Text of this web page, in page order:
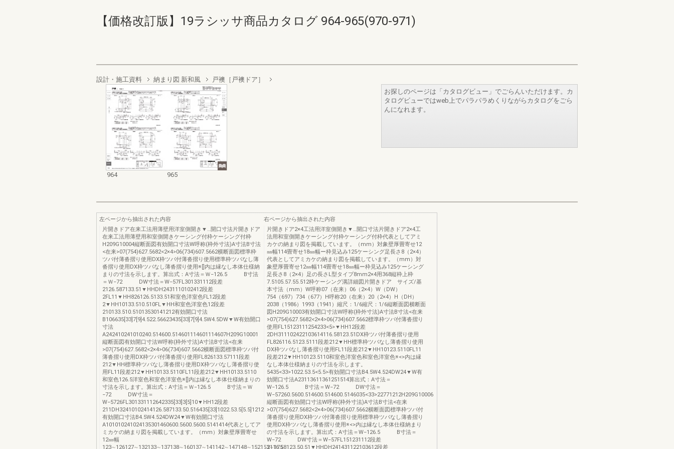
【価格改訂版】19ラシッサ商品カタログ 964-965(970-971)
設計・施工資料 納まり図 新和風 戸襖［戸襖ドア］
964 965
お探しのページは「カタログビュー」でごらんいただけます。カ
タログビューではweb上でパラパラめくりながらカタログをごら
んになれます。
左ページから抽出された内容
片開きドア在来工法用薄壁用洋室側開き▼…開口寸法片開きドア
在来工法用薄壁用和室側開きケーシング付枠ケーシング付枠
H209G10004縦断面図有効開口寸法W呼称(枠外寸法)A寸法B寸法
<在来>07(754)627.5682<2×4>06(734)607.5662横断面図標準枠
ツバ付薄沓摺り使用DX枠ツバ付薄沓摺り使用標準枠ツバなし薄
沓摺り使用DX枠ツバなし薄沓摺り使用※[]内は縁なし本体仕様納
まりの寸法を示します。算出式：A寸法＝Ｗ−126.5 B寸法
＝Ｗ−72 DW寸法＝W−57FL301331112段差
2126.587133.51▼HHDH2431110102412段差
2FL11▼HH826126.5133.51和室色洋室色FL12段差
2▼HH10133.510.510FL▼HH和室色洋室色12段差
210133.510.51013530141212有効開口寸法
B106635[33]7[9]4.522.56623435[33]7[9]4.5W4.5DW▼W有効開口
寸法
A242410241010240.514600.514601114601114607H209G10001
縦断面図有効開口寸法W呼称(枠外寸法)A寸法B寸法<在来
>07(754)627.5682<2×4>06(734)607.5662横断面図標準枠ツバ付
薄沓摺り使用DX枠ツバ付薄沓摺り使用FL826133.57111段差
212▼HH標準枠ツバなし薄沓摺り使用DX枠ツバなし薄沓摺り使
用FL11段差212▼HH10133.5110FL11段差212▼HH10133.5110
和室色126.5洋室色和室色洋室色※[]内は縁なし本体仕様納まりの
寸法を示します。算出式：A寸法＝Ｗ−126.5 B寸法＝Ｗ
−72 DW寸法＝
W−5726FL301331112642335[33]3[5]10▼HH12段差
211DH32410102414126.587133.50.516435[33]1022.53.5[5.5]1212
有効開口寸法B4.5W4.524DW24▼W有効開口寸法
A101010241024135301460600.5600.5600.5141414代表としてア
ミカケの納まり図を掲載しています。（mm）対象壁厚畳寄せ
12㎜幅
123∼126127∼132133∼137138∼160137∼141142∼147148∼152153∼175
右ページから抽出された内容
片開きドア2×4工法用洋室側開き▼…開口寸法片開きドア2×4工
法用和室側開きケーシング付枠ケーシング付枠代表としてアミ
カケの納まり図を掲載しています。（mm）対象壁厚畳寄せ12
㎜幅114畳寄せ18㎜幅ー枠見込み125ケーシング足長さ8（2×4）
代表としてアミカケの納まり図を掲載しています。（mm）対
象壁厚畳寄せ12㎜幅114畳寄せ18㎜幅ー枠見込み125ケーシング
足長さ8（2×4）足の長さL型タイプ8mm2×4用368縦枠上枠
7.5105.57.55.512枠ケーシング溝詳細図片開きドア サイズ/基
本寸法（mm）W呼称07（在来）06（2×4）W（DW）
754（697）734（677）H呼称20（在来）20（2×4）H（DH）
2038（1986）1993（1941）縮尺：1/6縮尺：1/6縦断面図横断面
図H209G10003有効開口寸法W呼称(枠外寸法)A寸法B寸法<在来
>07(754)627.5682<2×4>06(734)607.5662標準枠ツバ付薄沓摺り
使用FL15123111254233<5>▼HH12段差
2DH311102422103614116.58123.51DX枠ツバ付薄沓摺り使用
FL826116.5123.5111段差212▼HH標準枠ツバなし薄沓摺り使用
DX枠ツバなし薄沓摺り使用FL11段差212▼HH10123.5110FL11
段差212▼HH10123.5110和室色洋室色和室色洋室色※<>内は縁
なし本体仕様納まりの寸法を示します。
5435<33>1022.53.5<5.5>有効開口寸法B4.5W4.524DW24▼W有
効開口寸法A23113611361251514算出式：A寸法＝
W−126.5 B寸法＝W−72 DW寸法＝
W−57260.5600.514600.514600.5146035<33>22771212H209G10006
縦断面図有効開口寸法W呼称(枠外寸法)A寸法B寸法<在来
>07(754)627.5682<2×4>06(734)607.5662横断面図標準枠ツバ付
薄沓摺り使用DX枠ツバ付薄沓摺り使用標準枠ツバなし薄沓摺り
使用DX枠ツバなし薄沓摺り使用※<>内は縁なし本体仕様納まり
の寸法を示します。算出式：A寸法＝W−126.5 B寸法＝
W−72 DW寸法＝W−57FL151231112段差
2116.58123.50.51▼HHDH241431122103612段差